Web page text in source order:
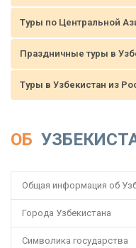
Туры по Центральной
Праздничные туры в
Туры в Узбекистан из
ОБ
Общая информация об
Города Узбекистана
Символика государства